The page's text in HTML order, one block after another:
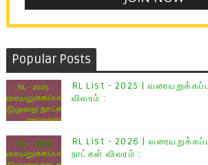
Popular Posts
RL List - 2025 |
விவரம் :
RL List - 2026 |
நாட்கள் விவரம் :